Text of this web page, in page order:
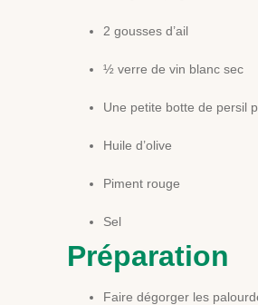
2 gousses d’ail
½ verre de vin blanc sec
Une petite botte de persil
Huile d’olive
Piment rouge
Sel
Préparation
Faire dégorger les